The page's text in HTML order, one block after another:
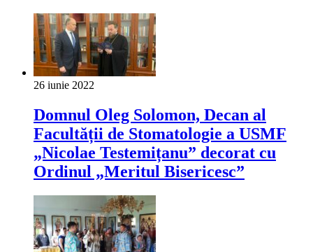
26 iunie 2022
Domnul Oleg Solomon, Decan al
Facultății de Stomatologie a USMF
„Nicolae Testemițanu” decorat cu
Ordinul „Meritul Bisericesc”